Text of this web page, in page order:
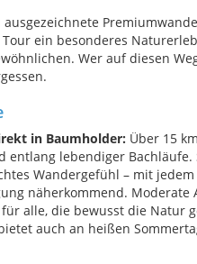
ein besonderes
Wer auf diesen
in Baumholder: Über 15
lebendiger Bachläufe.
Wandergefühl – mit
näherkommend. Moderate
alle, die bewusst die Natur
auch an heißen